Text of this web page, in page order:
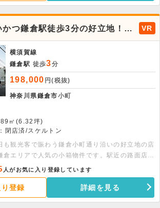
つ鎌倉駅徒歩3分の好立地！飲
件。
VR
横須賀線
鎌倉駅 徒歩3分
198,000 円(税抜)
神奈川県鎌倉市小町
㎡(6.32坪)
閉店済/スケルトン
も観光客で賑わう鎌倉小町通り沿いの好立地の店
倉エリアで人気の小箱物件です。駅近の路面店
も多いのではないでしょうか。築後未入居のスケ
しになりますので、自由にレイアウトを組むこと
アの物件になりますので、お早めにお問い合わせ
人がお気に入り登録しています
登録 詳細を見る